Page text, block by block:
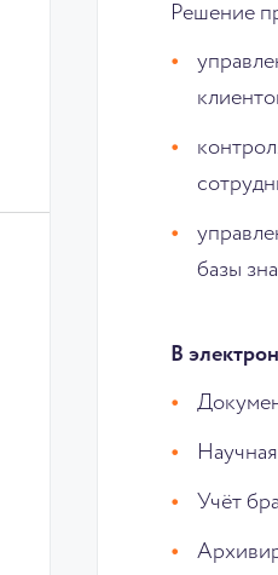
Решение
базы
В
Учёт